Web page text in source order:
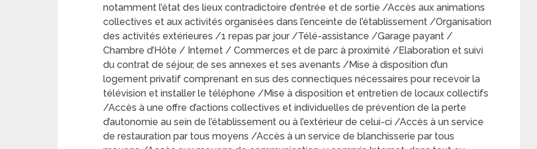
notamment l’état des lieux contradictoire d’entrée et de sortie /Accès aux animations
collectives et aux activités organisées dans l’enceinte de l’établissement /Organisation
des activités extérieures /1 repas par jour /Télé-assistance /Garage payant /
Chambre d’Hôte / Internet / Commerces et de parc à proximité /Elaboration et suivi
du contrat de séjour, de ses annexes et ses avenants /Mise à disposition d’un
logement privatif comprenant en sus des connectiques nécessaires pour recevoir la
télévision et installer le téléphone /Mise à disposition et entretien de locaux collectifs
/Accès à une offre d’actions collectives et individuelles de prévention de la perte
d’autonomie au sein de l’établissement ou à l’extérieur de celui-ci /Accès à un service
de restauration par tous moyens /Accès à un service de blanchisserie par tous